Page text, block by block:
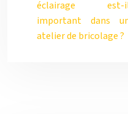
éclairage est-
important dans
atelier de bricolage ?